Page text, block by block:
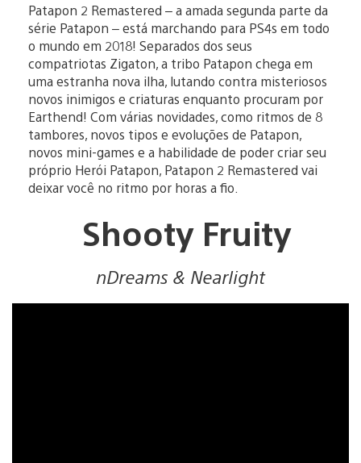
Patapon 2 Remastered – a amada segunda parte da
série Patapon – está marchando para PS4s em todo
o mundo em 2018! Separados dos seus
compatriotas Zigaton, a tribo Patapon chega em
uma estranha nova ilha, lutando contra misteriosos
novos inimigos e criaturas enquanto procuram por
Earthend! Com várias novidades, como ritmos de 8
tambores, novos tipos e evoluções de Patapon,
novos mini-games e a habilidade de poder criar seu
próprio Herói Patapon, Patapon 2 Remastered vai
deixar você no ritmo por horas a fio.
Shooty Fruity
nDreams & Nearlight